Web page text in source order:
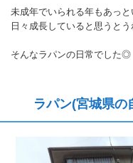
未成年でいられる年もあっと
日々成長していると思うと
そんなラパンの日常でした◎
ラパン(宮城県の